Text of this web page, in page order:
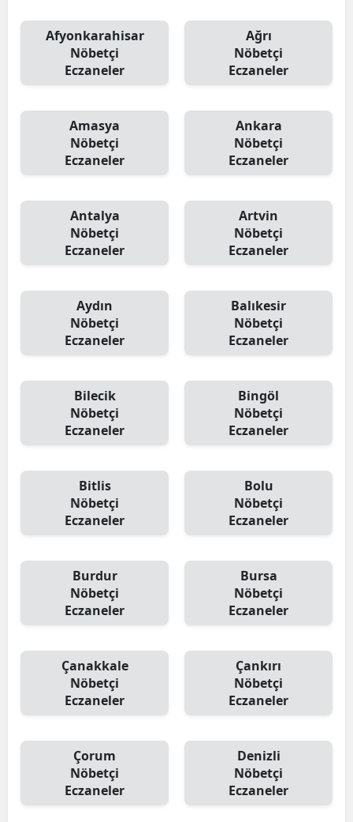
Afyonkarahisar
Nöbetçi
Eczaneler
Ağrı
Nöbetçi
Eczaneler
Amasya
Nöbetçi
Eczaneler
Ankara
Nöbetçi
Eczaneler
Antalya
Nöbetçi
Eczaneler
Artvin
Nöbetçi
Eczaneler
Aydın
Nöbetçi
Eczaneler
Balıkesir
Nöbetçi
Eczaneler
Bilecik
Nöbetçi
Eczaneler
Bingöl
Nöbetçi
Eczaneler
Bitlis
Nöbetçi
Eczaneler
Bolu
Nöbetçi
Eczaneler
Burdur
Nöbetçi
Eczaneler
Bursa
Nöbetçi
Eczaneler
Çanakkale
Nöbetçi
Eczaneler
Çankırı
Nöbetçi
Eczaneler
Çorum
Nöbetçi
Eczaneler
Denizli
Nöbetçi
Eczaneler